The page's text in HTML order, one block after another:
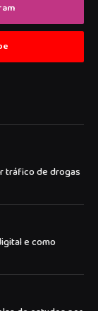
tráfico de drogas
e como